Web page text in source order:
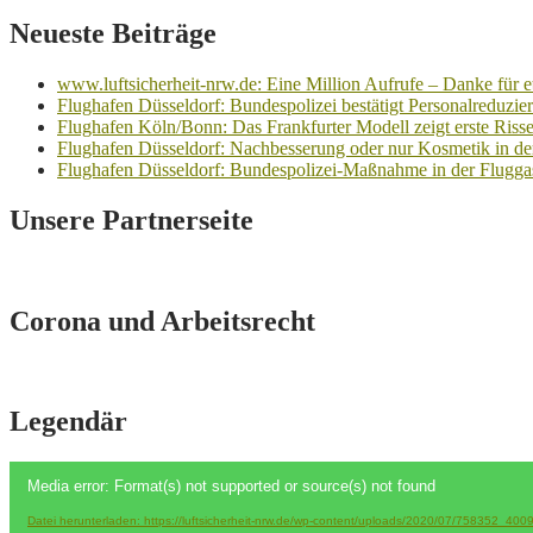
Neueste Beiträge
www.luftsicherheit-nrw.de: Eine Million Aufrufe – Danke für
Flughafen Düsseldorf: Bundespolizei bestätigt
Flughafen Köln/Bonn: Das Frankfurter Modell zeigt erste
Flughafen Düsseldorf: Nachbesserung oder nur Kosmetik in
Flughafen Düsseldorf: Bundespolizei-Maßnahme in der
Unsere Partnerseite
Corona und Arbeitsrecht
Legendär
Player
Media error: Format(s) not supported or source(s) not found
Datei herunterladen: https://luftsicherheit-nrw.de/wp-content/uploads/2020/07/